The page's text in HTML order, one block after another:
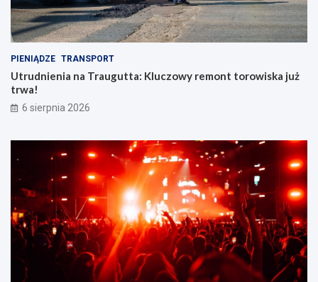
PIENIĄDZE TRANSPORT
Utrudnienia na Traugutta: Kluczowy remont torowiska już
trwa!
6 sierpnia 2026